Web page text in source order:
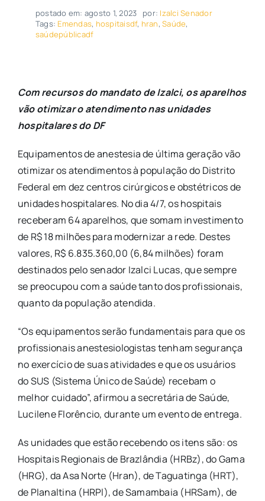
postado em: agosto 1, 2023 por: Izalci Senador
Tags: Emendas, hospitaisdf, hran,Saúde,
saúdepúblicadf
Com recursos do mandato de Izalci, os aparelhos
vão otimizar o atendimento nas unidades
hospitalares do DF
Equipamentos de anestesia de última geração vão
otimizar os atendimentos à população do Distrito
Federal em dez centros cirúrgicos e obstétricos de
unidades hospitalares. No dia 4/7, os hospitais
receberam 64 aparelhos, que somam investimento
de R$ 18 milhões para modernizar a rede. Destes
valores, R$ 6.835.360,00 (6,84 milhões) foram
destinados pelo senador Izalci Lucas, que sempre
se preocupou com a saúde tanto dos profissionais,
quanto da população atendida.
“Os equipamentos serão fundamentais para que os
profissionais anestesiologistas tenham segurança
no exercício de suas atividades e que os usuários
do SUS (Sistema Único de Saúde) recebam o
melhor cuidado”, afirmou a secretária de Saúde,
Lucilene Florêncio, durante um evento de entrega.
As unidades que estão recebendo os itens são: os
Hospitais Regionais de Brazlândia (HRBz), do Gama
(HRG), da Asa Norte (Hran), de Taguatinga (HRT),
de Planaltina (HRPl), de Samambaia (HRSam), de